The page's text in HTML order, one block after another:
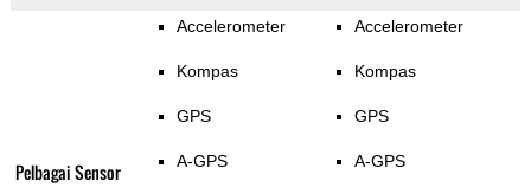
Pelbagai Sensor
Accelerometer
Kompas
GPS
A-GPS
Accelerometer
Kompas
GPS
A-GPS